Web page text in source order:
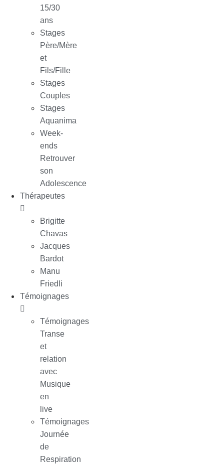
15/30
ans
Stages
Père/Mère
et
Fils/Fille
Stages
Couples
Stages
Aquanima
Week-
ends
Retrouver
son
Adolescence
Thérapeutes
Brigitte
Chavas
Jacques
Bardot
Manu
Friedli
Témoignages
Témoignages
Transe
et
relation
avec
Musique
en
live
Témoignages
Journée
de
Respiration